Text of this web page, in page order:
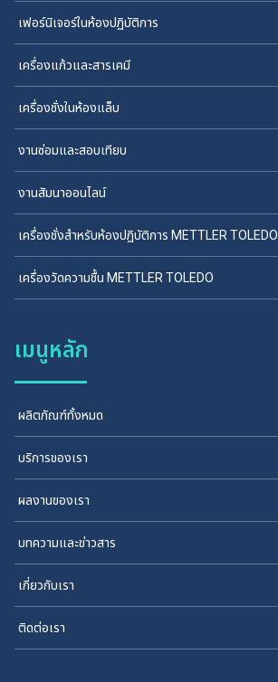
เฟอร์นิเจอร์ในห้องปฏิบัติการ
เครื่องแก้วและสารเคมี
เครื่องชั่งในห้องแล็บ
งานซ่อมและสอบเทียบ
งานสัมนาออนไลน์
เครื่องชั่งสำหรับห้องปฏิบัติการ METTLER TOLEDO
เครื่องวัดความชื้น METTLER TOLEDO
เมนูหลัก
ผลิตภัณฑ์ทั้งหมด
บริการของเรา
ผลงานของเรา
บทความและข่าวสาร
เกี่ยวกับเรา
ติดต่อเรา